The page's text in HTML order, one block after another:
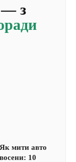
— з
Як мити авто
восени: 10